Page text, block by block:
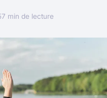
7 min de lecture